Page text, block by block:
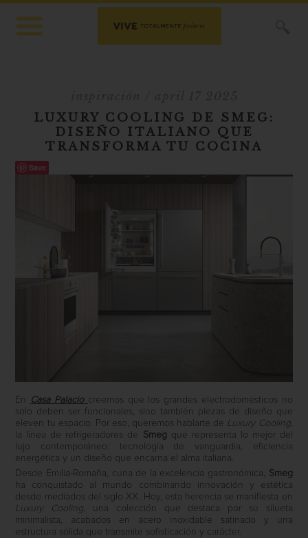
LUXURY COOLING DE SMEG:
DISEÑO ITALIANO QUE
TRANSFORMA TU COCINA
Save
En Casa Palacio creemos que los grandes electrodomésticos no
solo deben ser funcionales, sino también piezas de diseño que
eleven tu espacio. Por eso, queremos hablarte de Luxury Cooling,
la línea de refrigeradores de
Smeg que representa lo mejor del
lujo contemporáneo: tecnología de vanguardia, eficiencia
energética y un diseño que encarna el alma italiana.
Desde Emilia-Romaña, cuna de la excelencia gastronómica, Smeg
ha conquistado al mundo combinando innovación y estética
desde mediados del siglo XX. Hoy, esta herencia se manifiesta en
Luxury Cooling, una colección que destaca por su silueta
minimalista, acabados en acero inoxidable satinado y una
estructura sólida que transmite sofisticación y carácter.